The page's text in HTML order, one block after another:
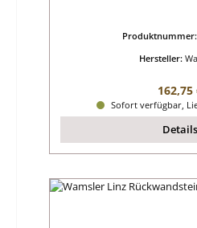
Produktnummer:
Hersteller:
162,75
Sofort verfügbar,
Details